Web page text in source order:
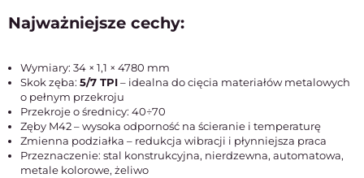
Najważniejsze cechy:
Wymiary: 34 × 1,1 × 4780 mm
Skok zęba: 5/7 TPI– idealna do cięcia materiałów metalowych
o pełnym przekroju
Przekroje o średnicy: 40÷70
Zęby M42 – wysoka odporność na ścieranie i temperaturę
Zmienna podziałka – redukcja wibracji i płynniejsza praca
Przeznaczenie: stal konstrukcyjna, nierdzewna, automatowa,
metale kolorowe, żeliwo